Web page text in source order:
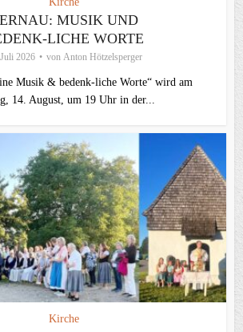
MUSIK UND
LICHE WORTE
2026 von Anton Hötzelsperger
Musik & bedenk-liche Worte“ wird am
14. August, um 19 Uhr in der...
Kirche